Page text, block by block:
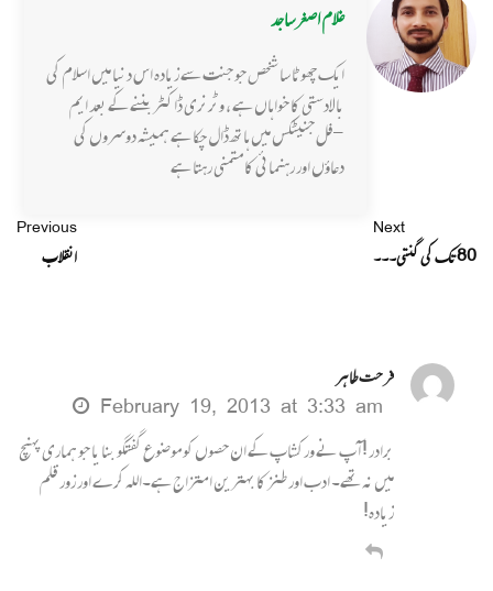
غلام اصغر ساجد
ایک چھوٹا سا شخص جو جنت سے زیادہ اس دنیا میں اسلام کی
بالادستی کا خواہاں ہے ، وٹرنری ڈاکٹر بننے کے بعد ایم
-فل جنیٹکس میں ہاتھ ڈال چکا ہے ہمیشہ دوسروں کی
دعاؤں اور رہنمائی کا متمنی رہتا ہے
Previous
انقلاب
Next
80 تک کی گنتی۔۔۔
فر حت طاہر
February 19, 2013 at 3:33 am
برادر ! آ پ نے ورکشاپ کے ان حصوں کو موضوع گفتگو بنا یا جو ہماری پہنچ
میں نہ تھے۔ ادب اور طنز کا بہترین امتزاج ہے۔اللہ کرے اور زور قلم
زیادہ!